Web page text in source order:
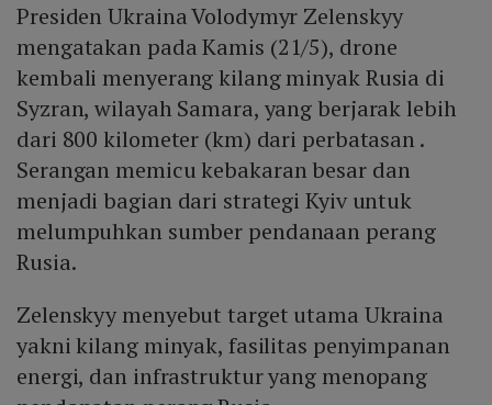
Presiden Ukraina Volodymyr Zelenskyy
mengatakan pada Kamis (21/5), drone
kembali menyerang kilang minyak Rusia di
Syzran, wilayah Samara, yang berjarak lebih
dari 800 kilometer (km) dari perbatasan .
Serangan memicu kebakaran besar dan
menjadi bagian dari strategi Kyiv untuk
melumpuhkan sumber pendanaan perang
Rusia.
Zelenskyy menyebut target utama Ukraina
yakni kilang minyak, fasilitas penyimpanan
energi, dan infrastruktur yang menopang